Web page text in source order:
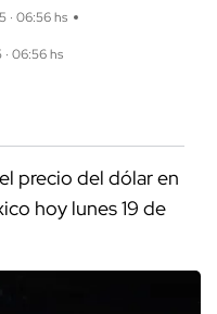
· 06:56 hs
06:56 hs
precio del dólar en
hoy lunes 19 de